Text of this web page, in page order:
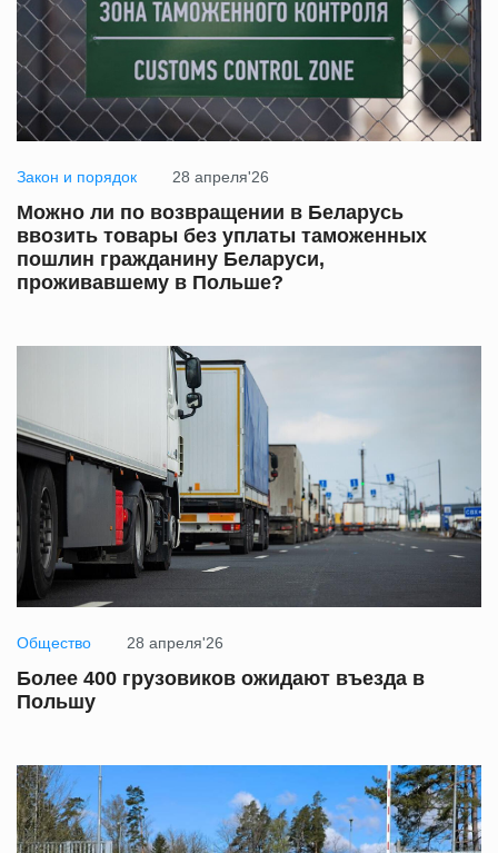
Закон и порядок 28 апреля'26
Можно ли по возвращении в Беларусь
ввозить товары без уплаты таможенных
пошлин гражданину Беларуси,
проживавшему в Польше?
Общество 28 апреля'26
Более 400 грузовиков ожидают въезда в
Польшу